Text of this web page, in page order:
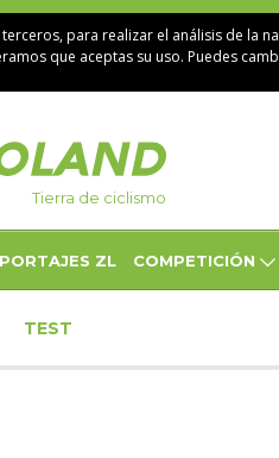
para realizar el análisis de la
que aceptas su uso. Puedes
Tierra de ciclismo
ZL COMPETICIÓN
TEST